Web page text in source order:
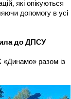
які опікуються
допомогу в усі
до ДПСУ
«Динамо» разом із